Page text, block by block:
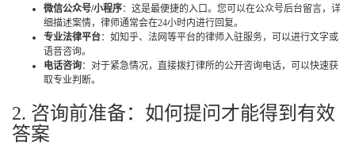
微信公众号/小程序：这是最便捷的入口。您可以在公众号后台留言，详
细描述案情，律师通常会在24小时内进行回复。
专业法律平台：如知乎、法网等平台的律师入驻服务，可以进行文字或
语音咨询。
电话咨询：对于紧急情况，直接拨打律所的公开咨询电话，可以快速获
取专业判断。
2. 咨询前准备：如何提问才能得到有效
答案